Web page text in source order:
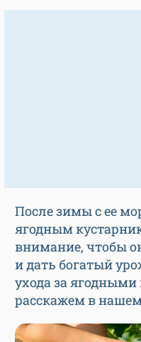
После зимы с ее
ягодным
внимание, чтобы
и дать богатый
ухода за
расскажем в